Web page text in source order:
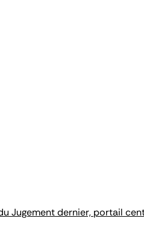
Jugement dernier, portail